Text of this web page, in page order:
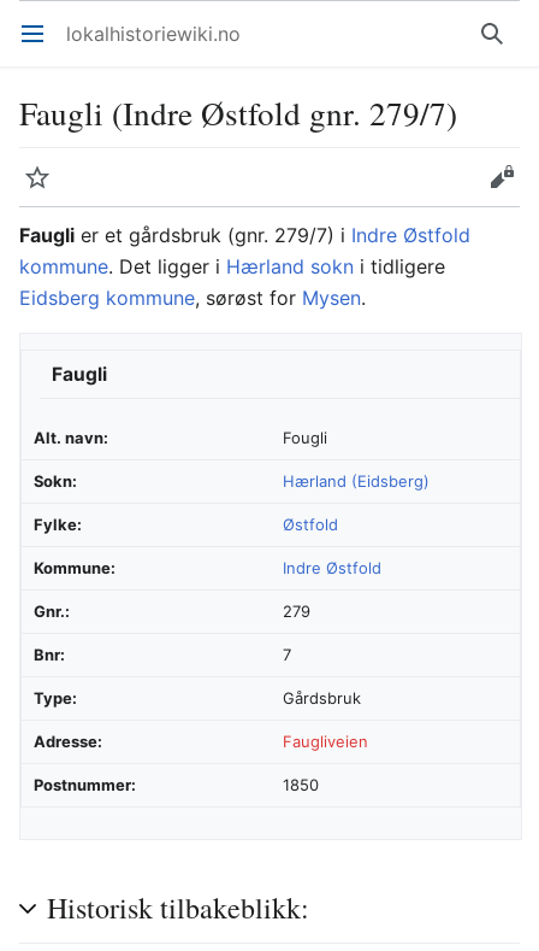
Åpne hovedmenyen lokalhistoriewiki.no Søk
Faugli (Indre Østfold gnr. 279/7)
Overvåk
Rediger
Faugli er et gårdsbruk (gnr. 279/7) i Indre Østfold
kommune. Det ligger i Hærland sokn i tidligere
Eidsberg kommune, sørøst for Mysen.
Faugli
Alt. navn: Fougli
Sokn: Hærland (Eidsberg)
Fylke: Østfold
Kommune: Indre Østfold
Gnr.: 279
Bnr: 7
Type: Gårdsbruk
Adresse: Faugliveien
Postnummer: 1850
Historisk tilbakeblikk: